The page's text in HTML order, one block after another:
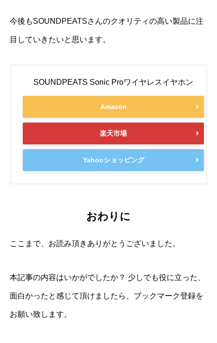
今後もSOUNDPEATSさんのクオリティの高い製品に注
目していきたいと思います。
SOUNDPEATS Sonic Proワイヤレスイヤホン
Amazon
楽天市場
Yahooショッピング
おわりに
ここまで、お読み頂きありがとうございました。
本記事の内容はいかがでしたか？ 少しでも役に立った、
面白かったと感じて頂けましたら、ブックマーク登録を
お願い致します。